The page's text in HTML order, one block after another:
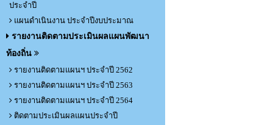
ประจำปี
แผนดำเนินงาน ประจำปีงบประมาณ
รายงานติดตามประเมินผลแผนพัฒนา
ท้องถิ่น
รายงานติดตามแผนฯ ประจำปี 2562
รายงานติดตามแผนฯ ประจำปี 2563
รายงานติดตามแผนฯ ประจำปี 2564
ติดตามประเมินผลแผนประจำปี